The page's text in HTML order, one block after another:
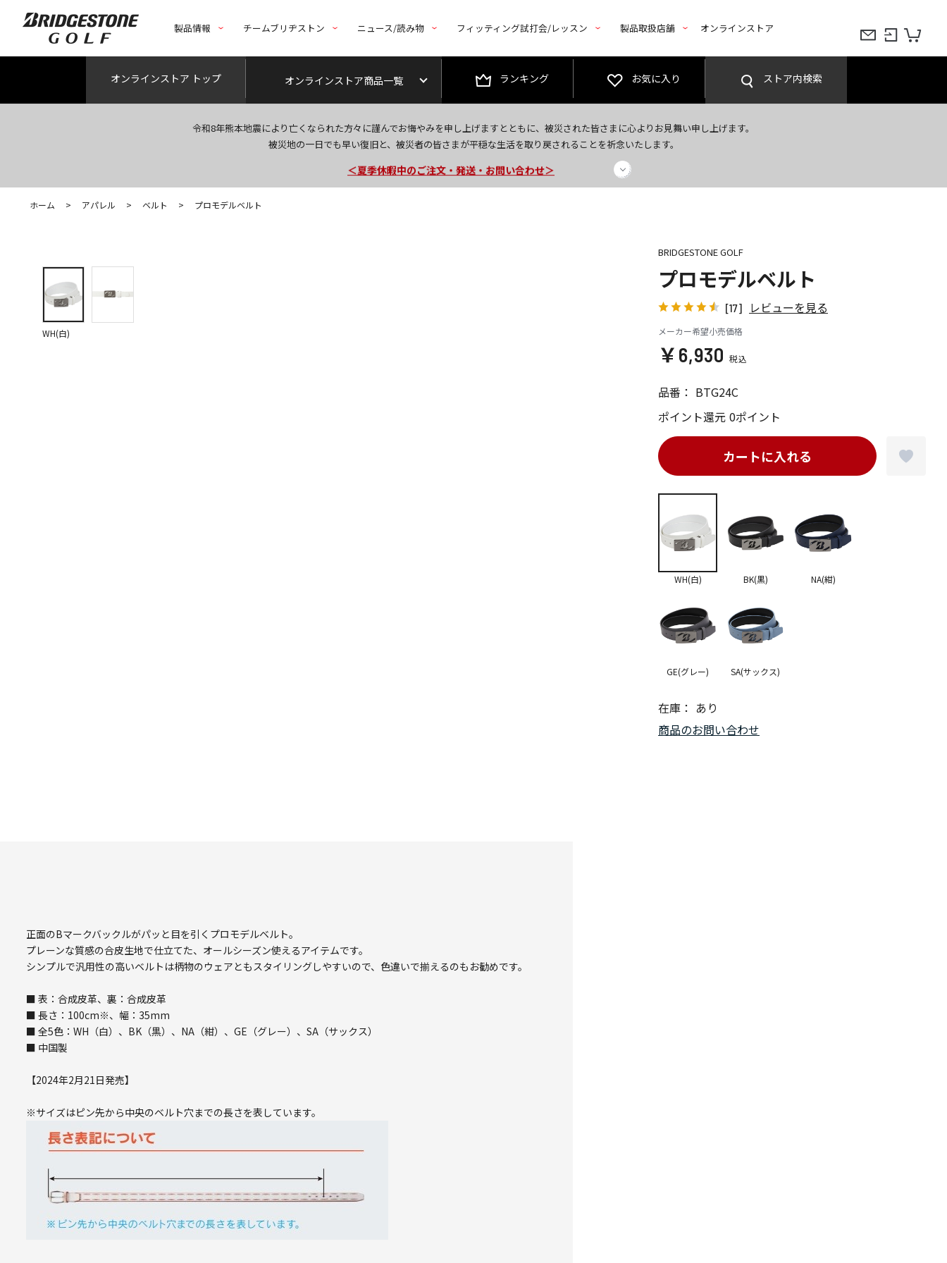
製品情報 チームブリヂストン ニュース/読み物 フィッティング試打会/レッスン 製品取扱店舗 オンラインストア
オンラインストア トップ オンラインストア商品一覧 ランキング お気に入り ストア内検索
令和8年熊本地震により亡くなられた方々に謹んでお悔やみを申し上げますとともに、被災された皆さまに心よりお見舞い申し上げます。
被災地の一日でも早い復旧と、被災者の皆さまが平穏な生活を取り戻されることを祈念いたします。
今なら新規会員登録で1,000円OFFクーポンプレゼント！
＜商品配送に関するお知らせ＞
＜夏季休暇中のご注文・発送・お問い合わせ＞
ホーム > アパレル > ベルト > プロモデルベルト
WH(白)
BRIDGESTONE GOLF
プロモデルベルト
[17] レビューを見る
メーカー希望小売価格
￥6,930
品番： BTG24C
ポイント還元 0ポイント
在庫： あり
WH(白) BK(黒) NA(紺)
GE(グレー) SA(サックス)
カートに入れる
商品のお問い合わせ
正面のBマークバックルがパッと目を引くプロモデルベルト。
プレーンな質感の合皮生地で仕立てた、オールシーズン使えるアイテムです。
シンプルで汎用性の高いベルトは柄物のウェアともスタイリングしやすいので、色違いで揃えるのもお勧めです。
■ 表：合成皮革、裏：合成皮革
■ 長さ：100cm※、幅：35mm
■ 全5色：WH（白）、BK（黒）、NA（紺）、GE（グレー）、SA（サックス）
■ 中国製
【2024年2月21日発売】
※サイズはピン先から中央のベルト穴までの長さを表しています。